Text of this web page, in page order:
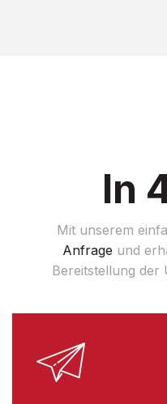
In
Mit unserem
Anfrage und
Bereitstellung der